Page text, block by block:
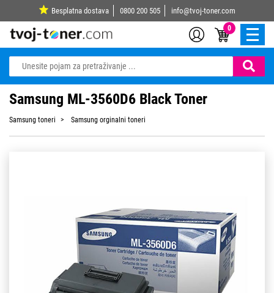
Besplatna dostava 0800 200 505 info@tvoj-toner.com
0
Samsung ML-3560D6 Black Toner
Samsung toneri Samsung orginalni toneri